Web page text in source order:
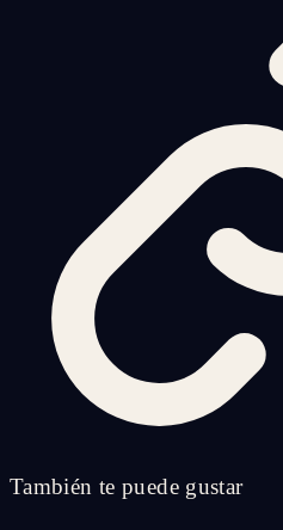
También te puede gustar